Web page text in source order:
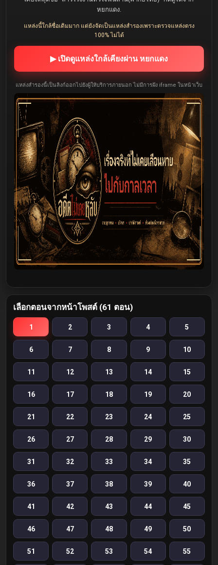
หยกแดง.
แหล่งนี้ใกล้ชื่อเดิมมาก แต่ยังจัดเป็นแหล่งสำรองเพราะตรวจแหล่งตรง
100% ไม่ได้
▶ เปิดดูแหล่งใกล้เคียงผ่าน หยกแดง
แหล่งสำรองนี้เป็นลิงก์ออกไปยังผู้ให้บริการภายนอก ไม่มีการฝัง iframe ในหน้าเว็บ
เลือกตอนจากหน้าโพสต์ (61 ตอน)
1 2 3 4 5
6 7 8 9 10
11 12 13 14 15
16 17 18 19 20
21 22 23 24 25
26 27 28 29 30
31 32 33 34 35
36 37 38 39 40
41 42 43 44 45
46 47 48 49 50
51 52 53 54 55